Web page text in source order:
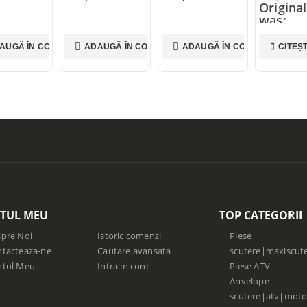
ÎN COȘ ADAUGĂ ÎN COȘ 90,00lei
CITEȘTE MAI MULT
MEU
Noi
ne
Meu
Istoric comenzi
Cautare avansata
Intra in cont
TOP CATEGORII
Piese
Piese ATV
Anvelope